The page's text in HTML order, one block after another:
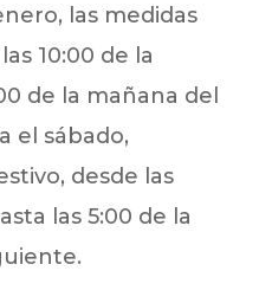
las medidas
10:00 de la
de la mañana del
el sábado,
desde las
las 5:00 de la